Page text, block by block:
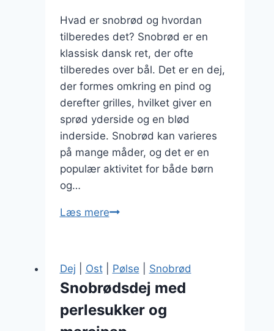
Hvad er snobrød og hvordan
tilberedes det? Snobrød er en
klassisk dansk ret, der ofte
tilberedes over bål. Det er en dej,
der formes omkring en pind og
derefter grilles, hvilket giver en
sprød yderside og en blød
inderside. Snobrød kan varieres
på mange måder, og det er en
populær aktivitet for både børn
og…
Læs mereSnubrøddejs
stegte
Dej Ost| Pølse Snobrød
Snobrødsdej med
perlesukker og